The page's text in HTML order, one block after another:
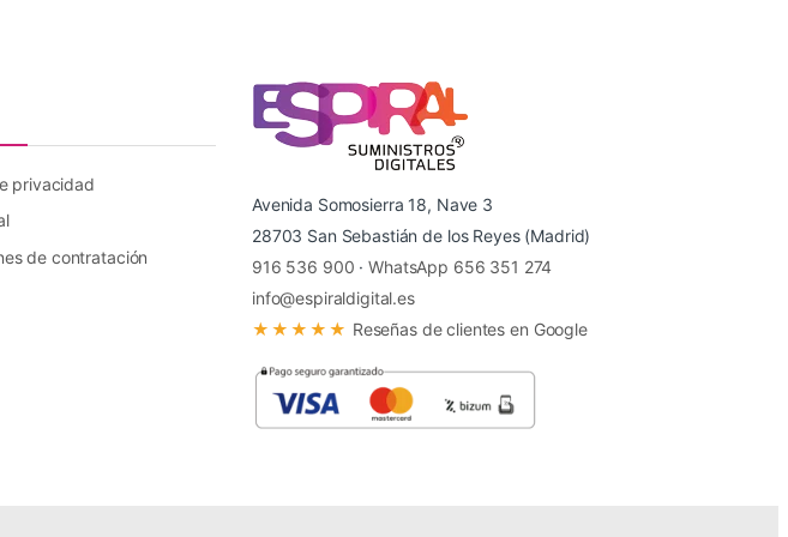
privacidad
de contratación
Avenida Somosierra 18, Nave 3
28703 San Sebastián de los Reyes (Madrid)
916 536 900 ·WhatsApp 656 351 274
info@espiraldigital.es
★★★★★ Reseñas de clientes en Google